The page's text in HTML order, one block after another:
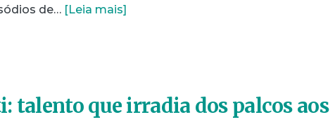
de… [Leia mais]
talento que irradia dos palcos aos